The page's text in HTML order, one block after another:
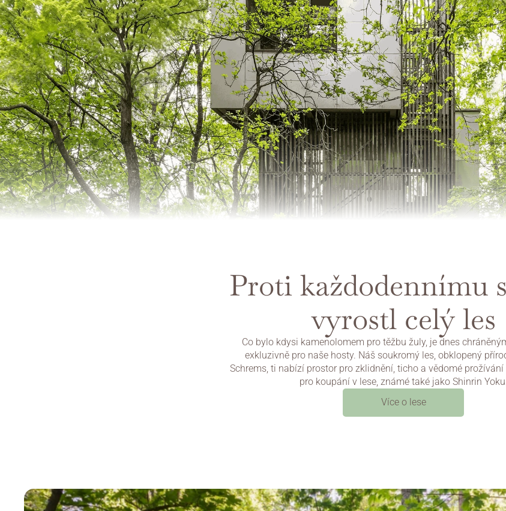
Proti každodennímu
vyrostl celý les
Co bylo kdysi kamenolomem pro těžbu žuly, je dnes
exkluzivně pro naše hosty. Náš soukromý les, obklopený
Schrems, ti nabízí prostor pro zklidnění, ticho a vědomé
pro koupání v lese, známé také jako Shinrin
Více o lese
Pojďte na lesní koupání